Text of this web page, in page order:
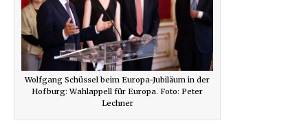
Wolfgang Schüssel beim Europa-Jubiläum in der
Hofburg: Wahlappell für Europa. Foto: Peter
Lechner